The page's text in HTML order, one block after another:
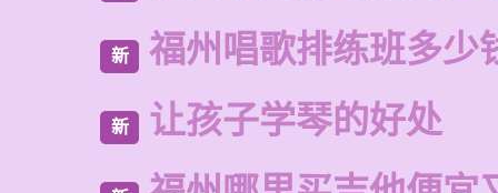
新 福州唱歌排练班多少
新 让孩子学琴的好处